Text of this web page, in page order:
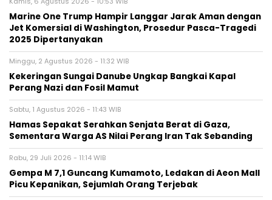
Marine One Trump Hampir Langgar Jarak Aman dengan
Jet Komersial di Washington, Prosedur Pasca-Tragedi
2025 Dipertanyakan
Minggu, 2 Agustus 2026 - 11:32 WIB
Kekeringan Sungai Danube Ungkap Bangkai Kapal
Perang Nazi dan Fosil Mamut
Sabtu, 1 Agustus 2026 - 11:43 WIB
Hamas Sepakat Serahkan Senjata Berat di Gaza,
Sementara Warga AS Nilai Perang Iran Tak Sebanding
Rabu, 29 Juli 2026 - 11:14 WIB
Gempa M 7,1 Guncang Kumamoto, Ledakan di Aeon Mall
Picu Kepanikan, Sejumlah Orang Terjebak